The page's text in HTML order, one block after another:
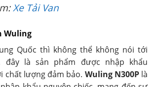
Xe Tải Van
Wuling
Quốc thì không thể không nói tới
đây là sản phẩm được nhập khẩu
chất lượng đảm bảo. Wuling N300Plà